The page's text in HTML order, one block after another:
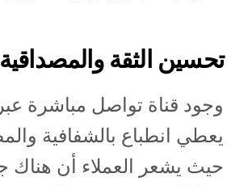
تحسين الثقة والمصداقية
وجود قناة تواصل مباشرة
يعطي انطباع بالشفافية
حيث يشعر العملاء أن هناك